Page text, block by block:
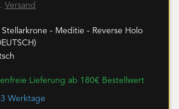
Versand
Stellarkrone - Meditie - Reverse Holo
Lieferung ab 180€ Bestellwert
3 Werktage